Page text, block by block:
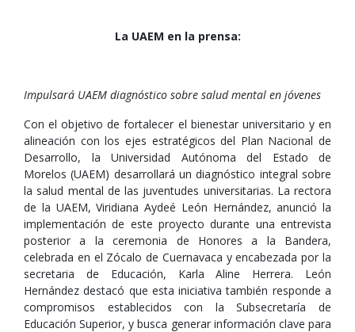
La UAEM en la prensa:
Impulsará UAEM diagnóstico sobre salud mental en jóvenes
Con el objetivo de fortalecer el bienestar universitario y en
alineación con los ejes estratégicos del Plan Nacional de
Desarrollo, la Universidad Autónoma del Estado de
Morelos (UAEM) desarrollará un diagnóstico integral sobre
la salud mental de las juventudes universitarias. La rectora
de la UAEM, Viridiana Aydeé León Hernández, anunció la
implementación de este proyecto durante una entrevista
posterior a la ceremonia de Honores a la Bandera,
celebrada en el Zócalo de Cuernavaca y encabezada por la
secretaria de Educación, Karla Aline Herrera. León
Hernández destacó que esta iniciativa también responde a
compromisos establecidos con la Subsecretaría de
Educación Superior, y busca generar información clave para